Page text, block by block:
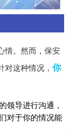
情。然而，保安
对这种情况，你
领导进行沟通，
对于你的情况能